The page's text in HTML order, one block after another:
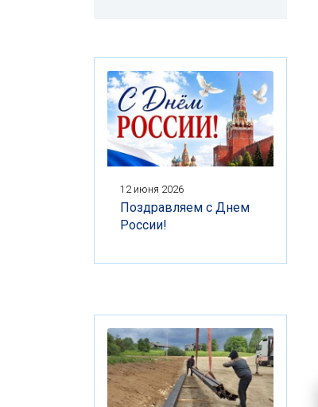
12 июня 2026
Поздравляем с Днем
России!